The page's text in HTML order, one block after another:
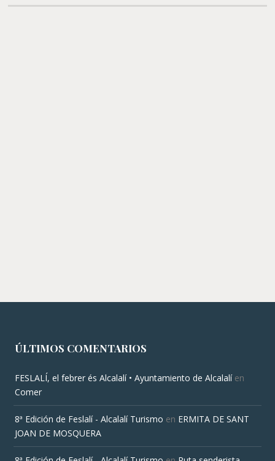
ÚLTIMOS COMENTARIOS
FESLALÍ, el febrer és Alcalalí • Ayuntamiento de Alcalalíen
Comer
8ª Edición de Feslalí - Alcalalí Turismo en ERMITA DE SANT
JOAN DE MOSQUERA